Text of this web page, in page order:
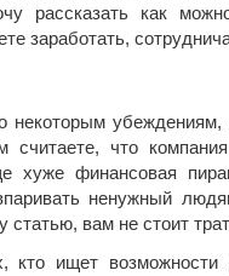
рассказать как
заработать,
убеждениям,
считаете, что
хуже финансовая
ненужный
статью, вам не стоит
ищет возможности